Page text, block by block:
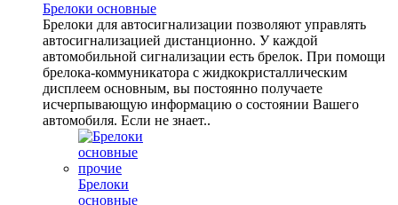
Брелоки основные
Брелоки для автосигнализации позволяют управлять
автосигнализацией дистанционно. У каждой
автомобильной сигнализации есть брелок. При помощи
брелока-коммуникатора с жидкокристаллическим
дисплеем основным, вы постоянно получаете
исчерпывающую информацию о состоянии Вашего
автомобиля. Если не знает..
Брелоки
основные